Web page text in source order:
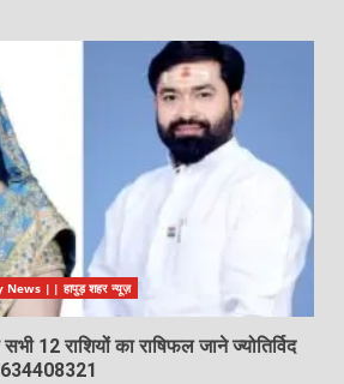
News || हापुड़ शहर न्यूज़
12 राशियों का राषिफल जाने ज्योतिर्विद